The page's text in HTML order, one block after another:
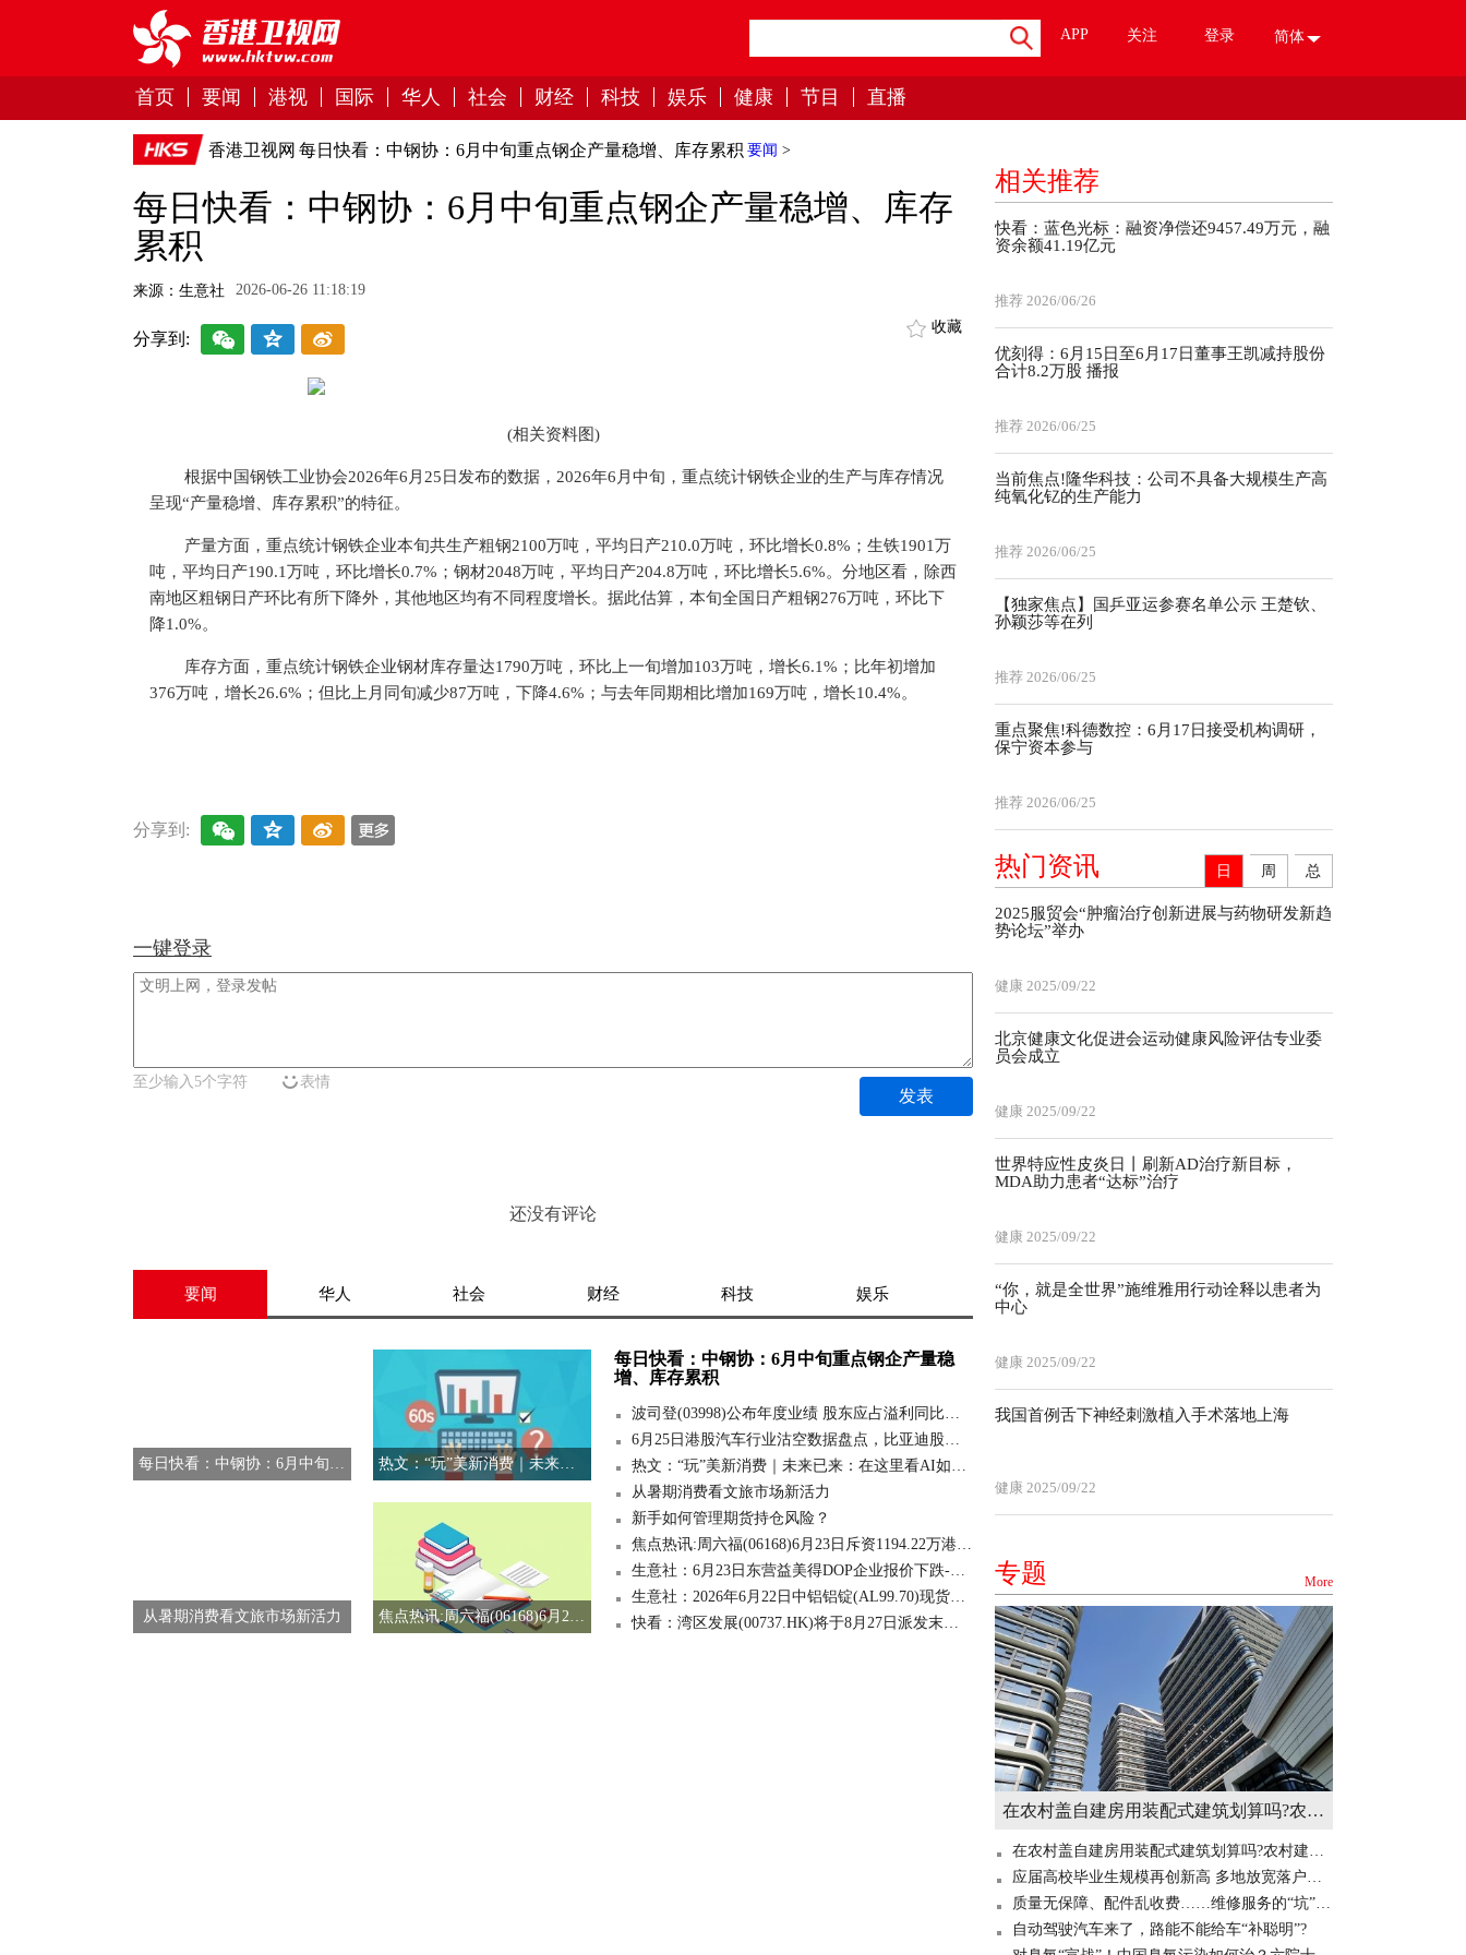
APP 关注 登录 简体
首页 要闻 港视 国际 华人 社会 财经 科技 娱乐 健康 节目 直播
香港卫视网 要闻 >
每日快看：中钢协：6月中旬重点钢企产量稳增、库存累积
每日快看：中钢协：6月中旬重点钢企产量稳增、库存
累积
来源：生意社 2026-06-26 11:18:19
分享到:
收藏
(相关资料图)
根据中国钢铁工业协会2026年6月25日发布的数据，2026年6月中旬，重点统计钢铁企业的生产与库存情况
呈现“产量稳增、库存累积”的特征。
产量方面，重点统计钢铁企业本旬共生产粗钢2100万吨，平均日产210.0万吨，环比增长0.8%；生铁1901万
吨，平均日产190.1万吨，环比增长0.7%；钢材2048万吨，平均日产204.8万吨，环比增长5.6%。分地区看，除西
南地区粗钢日产环比有所下降外，其他地区均有不同程度增长。据此估算，本旬全国日产粗钢276万吨，环比下
降1.0%。
库存方面，重点统计钢铁企业钢材库存量达1790万吨，环比上一旬增加103万吨，增长6.1%；比年初增加
376万吨，增长26.6%；但比上月同旬减少87万吨，下降4.6%；与去年同期相比增加169万吨，增长10.4%。
分享到:
一键登录
至少输入5个字符 表情
发表
还没有评论
要闻 华人 社会 财经 科技 娱乐
每日快看：中钢协：6月中旬重点钢企产量稳增、库存累积 热文：“玩”美新消费｜未来已来：在这里看AI如何“飞入寻常百姓家”
从暑期消费看文旅市场新活力 焦点热讯:周六福(06168)6月23日斥资1194.22万港元回购75.52万股
每日快看：中钢协：6月中旬重点钢企产量稳
增、库存累积
波司登(03998)公布年度业绩 股东应占溢利同比上升13.7%至约39.94亿元 末期息每股25港仙-每日速看
6月25日港股汽车行业沽空数据盘点，比亚迪股份、理想汽车-W、小鹏集团-W沽空金额位居行业前三 焦点热闻
热文：“玩”美新消费｜未来已来：在这里看AI如何“飞入寻常百姓家”
从暑期消费看文旅市场新活力
新手如何管理期货持仓风险？
焦点热讯:周六福(06168)6月23日斥资1194.22万港元回购75.52万股
生意社：6月23日东营益美得DOP企业报价下跌-每日聚焦
生意社：2026年6月22日中铝铝锭(AL99.70)现货价格一览-头条
快看：湾区发展(00737.HK)将于8月27日派发末期股息每股0.08644392港元
相关推荐
快看：蓝色光标：融资净偿还9457.49万元，融
资余额41.19亿元
推荐 2026/06/26
优刻得：6月15日至6月17日董事王凯减持股份
合计8.2万股 播报
推荐 2026/06/25
当前焦点!隆华科技：公司不具备大规模生产高
纯氧化钇的生产能力
推荐 2026/06/25
【独家焦点】国乒亚运参赛名单公示 王楚钦、
孙颖莎等在列
推荐 2026/06/25
重点聚焦!科德数控：6月17日接受机构调研，
保宁资本参与
推荐 2026/06/25
热门资讯 日 周 总
2025服贸会“肿瘤治疗创新进展与药物研发新趋
势论坛”举办
健康 2025/09/22
北京健康文化促进会运动健康风险评估专业委
员会成立
健康 2025/09/22
世界特应性皮炎日丨刷新AD治疗新目标，
MDA助力患者“达标”治疗
健康 2025/09/22
“你，就是全世界”施维雅用行动诠释以患者为
中心
健康 2025/09/22
我国首例舌下神经刺激植入手术落地上海
健康 2025/09/22
专题 More
在农村盖自建房用装配式建筑划算吗?农村建造装配式房屋有补贴吗? 世界快讯
在农村盖自建房用装配式建筑划算吗?农村建造装配式房屋有补贴吗? 世界快讯
应届高校毕业生规模再创新高 多地放宽落户门槛“抢人”
质量无保障、配件乱收费……维修服务的“坑”你掉过吗？
自动驾驶汽车来了，路能不能给车“补聪明”?